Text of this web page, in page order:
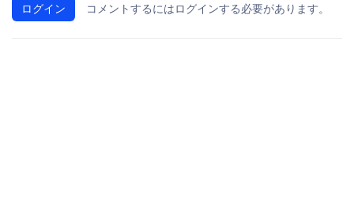
ログイン コメントするにはログインする必要があります。